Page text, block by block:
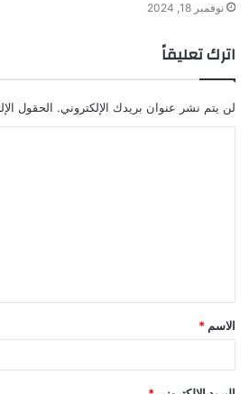
نوفمبر 18, 2024
اترك تعليقاً
لن يتم نشر عنوان بريدك الإلكتروني. الحقول
ق
*
الاسم *